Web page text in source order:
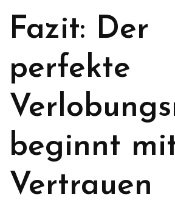
Fazit: Der
perfekte
beginnt
Vertrauen